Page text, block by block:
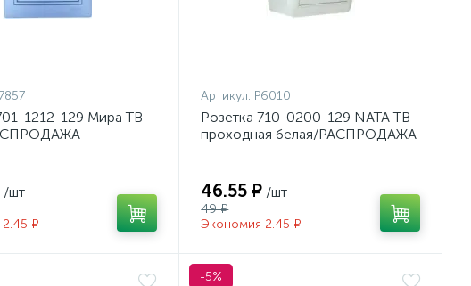
1212-129 Мира ТВ
/шт
₽
Артикул: Р6010
Розетка 710-0200-129 NATA ТВ
проходная белая/РАСПРОДАЖА
46.55 ₽ /шт
49 ₽
Экономия 2.45 ₽
-5%